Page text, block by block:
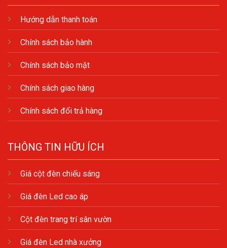
Hướng dẫn thanh toán
Chính sách bảo hành
Chính sách bảo mật
Chính sách giao hàng
Chính sách đổi trả hàng
THÔNG TIN HỮU ÍCH
Giá cột đèn chiếu sáng
Giá đèn Led cao áp
Cột đèn trang trí sân vườn
Giá đèn Led nhà xưởng